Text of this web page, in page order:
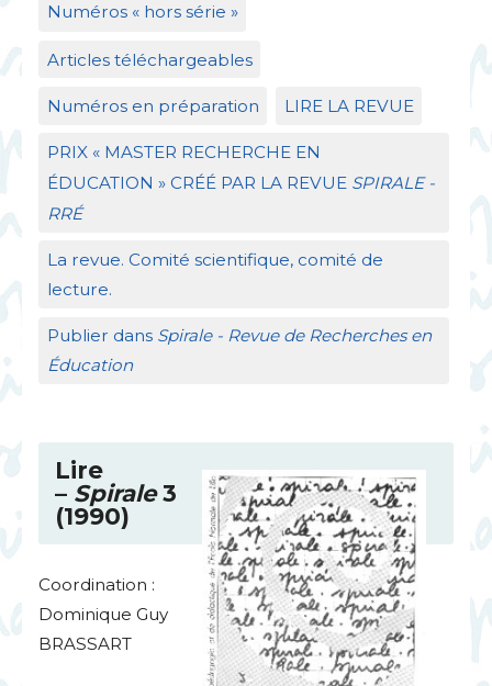
Numéros « hors série »
Articles téléchargeables
Numéros en préparation LIRE LA REVUE
PRIX« MASTER RECHERCHE EN
ÉDUCATION » CRÉÉ PAR LA REVUE SPIRALE-
RRÉ
La revue. Comité scientifique, comité de
lecture.
Publier dans Spirale - Revue de Recherches en
Éducation
Lire
– Spirale3
(1990)
Coordination :
Dominique Guy
BRASSART